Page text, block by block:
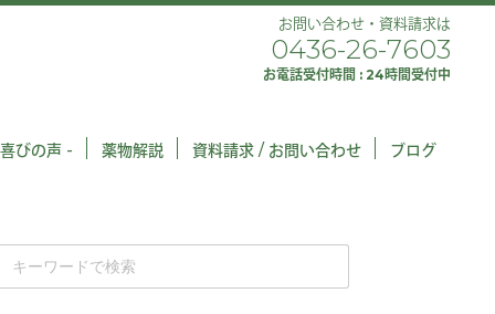
お問い合わせ・資料請求は
0436-26-7603
お電話受付時間 : 24時間受付中
びの声 - 薬物解説 資料請求 / お問い合わせ ブログ